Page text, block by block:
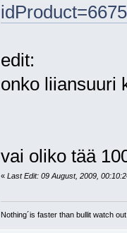
idProduct=6675
edit:
onko liiansuuri
vai oliko tää
« Last Edit: 09 August, 2009,
Nothing´is faster than bullit watch out